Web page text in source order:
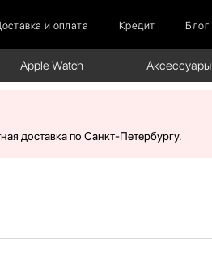
и оплата Кредит Блог
Apple Watch Аксессуары
доставка по Санкт-Петербургу.